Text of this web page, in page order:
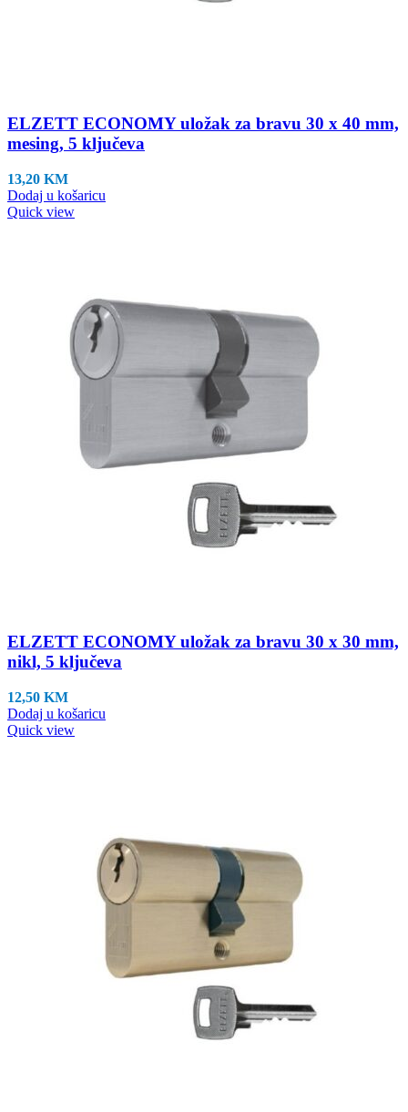
ELZETT ECONOMY uložak za bravu 30 x 40 mm,
mesing, 5 ključeva
13,20 KM
Dodaj u košaricu
Quick view
ELZETT ECONOMY uložak za bravu 30 x 30 mm,
nikl, 5 ključeva
12,50 KM
Dodaj u košaricu
Quick view